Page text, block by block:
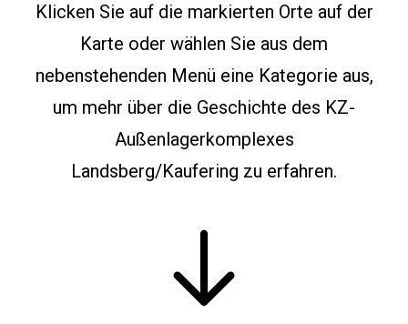
Klicken Sie auf die markierten Orte auf der
Karte oder wählen Sie aus dem
nebenstehenden Menü eine Kategorie aus,
um mehr über die Geschichte des KZ-
Außenlagerkomplexes
Landsberg/Kaufering zu erfahren.